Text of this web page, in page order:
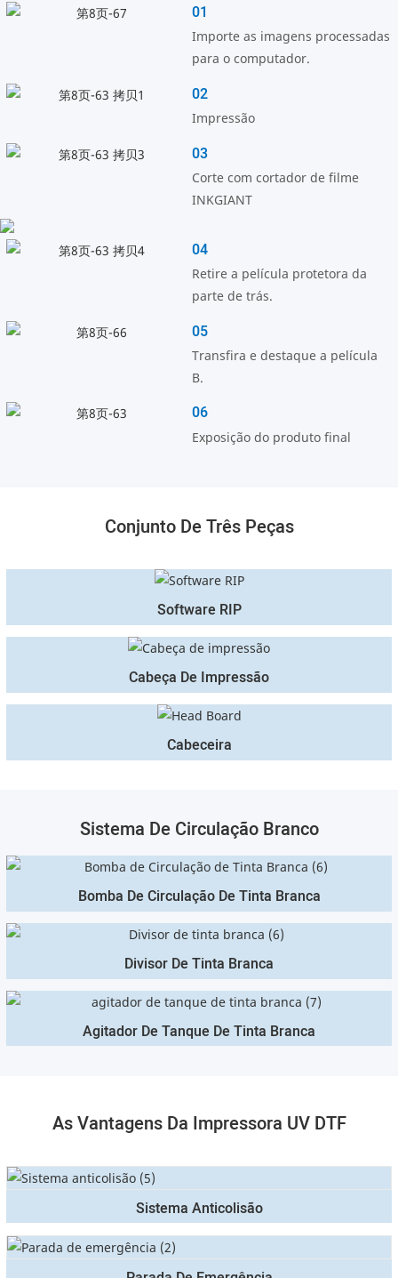
01
Importe as imagens processadas
para o computador.
02
Impressão
03
Corte com cortador de filme
INKGIANT
04
Retire a película protetora da
parte de trás.
05
Transfira e destaque a película
B.
06
Exposição do produto final
Conjunto De Três Peças
Software RIP
Cabeça De Impressão
Cabeceira
Sistema De Circulação Branco
Bomba De Circulação De Tinta Branca
Divisor De Tinta Branca
Agitador De Tanque De Tinta Branca
As Vantagens Da Impressora UV DTF
Sistema Anticolisão